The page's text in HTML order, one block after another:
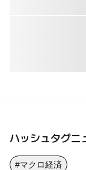
ハッシュタグニ
#マクロ経済